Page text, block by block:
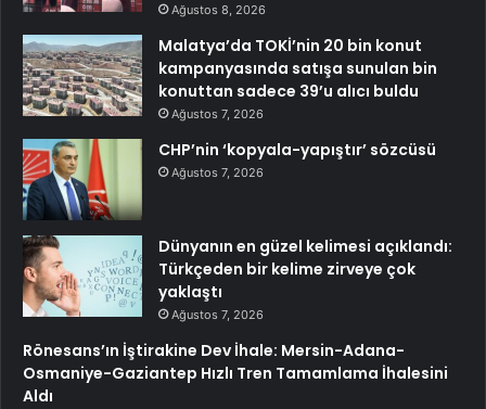
Ağustos 8, 2026
Malatya’da TOKİ’nin 20 bin konut
kampanyasında satışa sunulan bin
konuttan sadece 39’u alıcı buldu
Ağustos 7, 2026
CHP’nin ‘kopyala-yapıştır’ sözcüsü
Ağustos 7, 2026
Dünyanın en güzel kelimesi açıklandı:
Türkçeden bir kelime zirveye çok
yaklaştı
Ağustos 7, 2026
Rönesans’ın İştirakine Dev İhale: Mersin-Adana-
Osmaniye-Gaziantep Hızlı Tren Tamamlama İhalesini
Aldı